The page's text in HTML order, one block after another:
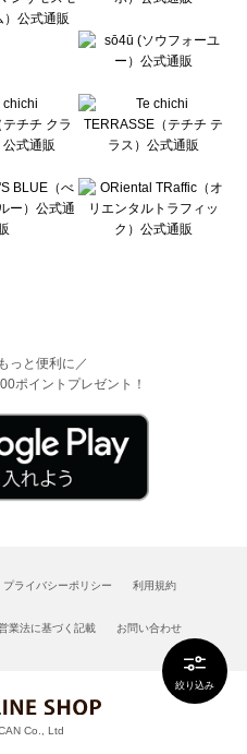
絞り込み
っと便利に／
ポイントプレゼント！
プライバシーポリシー 利用規約
業法に基づく記載 お問い合わせ
Co., Ltd